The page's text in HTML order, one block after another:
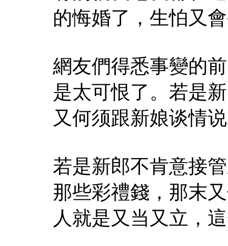
的悔婚了，生怕又
網友們得悉事變的
是太可恨了。若是
又何须跟新娘谈情
若是新郎不肯意接
那些彩禮錢，那末
人就是又当又立，